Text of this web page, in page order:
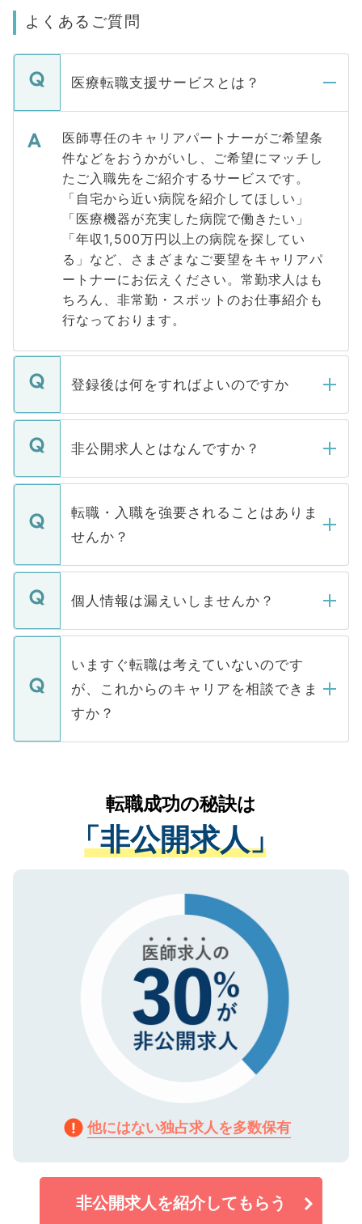
よくあるご質問
医療転職支援サービスとは？
医師専任のキャリアパートナーがご希望条
件などをおうかがいし、ご希望にマッチし
たご入職先をご紹介するサービスです。
「自宅から近い病院を紹介してほしい」
「医療機器が充実した病院で働きたい」
「年収1,500万円以上の病院を探してい
る」など、さまざまなご要望をキャリアパ
ートナーにお伝えください。常勤求人はも
ちろん、非常勤・スポットのお仕事紹介も
行なっております。
登録後は何をすればよいのですか
ご登録いただきましたら、弊社担当者がご
登録内容を確認し、その後メールもしくは
ます。通常、5営業日以内にはご連絡をせて
いただきますので、しばらくお待ちくださ
非公開求人とはなんですか？
マイナビDOCTORで取り扱っている求人の
うち約3割は、Webサイトからご覧いただ
けない「非公開求人」です。非公開求人は
下記の理由によって、一般には公開してい
ません。
■応募殺到を避けるため 人気のある医療機
関を公にしてしまうと、応募が殺到する場
に、医療機関が求める条件に合った人材の
みを人材紹介会社に依頼するケースが増え
ています。
転職・入職を強要されることはありま
せんか？
転職・入職を強要することは一切ありませ
ん。また、仮に応募先から内定をいただい
定を承諾する必要はありません。内定先へ
の辞退の連絡はキャリアパートナーが行い
個人情報は漏えいしませんか？
個人情報が漏えいすることはありませんの
で、ご安心ください。当サイトからの登録
などで収集したご登録者様の個人情報は、
ご本人のキャリアアップおよび転職活動の
支援を目的に使用いたします。お預かりし
ているすべての個人データはご本人の許可
は、個人情報の取り扱いについての厳密な
管理基準を満たした事業者のみに付与され
る、プライバシーマークを取得済みです。
で、機密保持に関してもご安心ください。
いますぐ転職は考えていないのです
が、これからのキャリアを相談できま
すか？
かがいして、現在の医療機関の状況や紹介
経験をまじえながら、適切なアドバイスを
させていただきます。すぐにご転職をされ
ない方には、長期的なサポートが可能です
ので、まずはご登録ください。
転職成功の秘訣は
「非公開求人」
他にはない独占求人を多数保有
非公開求人を紹介してもらう